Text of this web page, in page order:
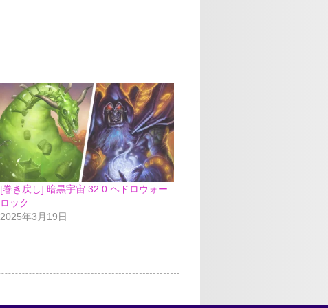
[巻き戻し] 暗黒宇宙 32.0 ヘドロウォー
ロック
2025年3月19日